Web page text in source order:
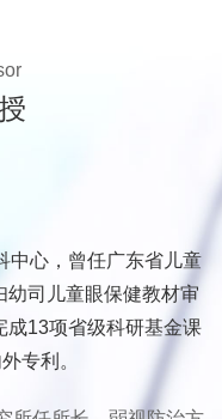
中心，曾任广东省儿童
幼司儿童眼保健教材审
成13项省级科研基金课
专利。